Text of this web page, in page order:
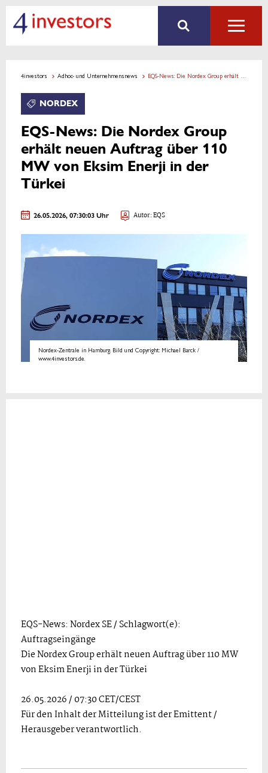
4investors Adhoc- und Unternehmensnews EQS-News: Die Nordex Group erhält neuen Auftrag über 110 MW von Eksim Enerji in der Türkei
NORDEX
EQS-News: Die Nordex Group
erhält neuen Auftrag über 110
MW von Eksim Enerji in der
Türkei
26.05.2026, 07:30:03 Uhr Autor: EQS
Nordex-Zentrale in Hamburg. Bild und Copyright: Michael Barck /
www.4investors.de.
EQS-News: Nordex SE / Schlagwort(e):
Auftragseingänge
Die Nordex Group erhält neuen Auftrag über 110 MW
von Eksim Enerji in der Türkei
26.05.2026 / 07:30 CET/CEST
Für den Inhalt der Mitteilung ist der Emittent /
Herausgeber verantwortlich.